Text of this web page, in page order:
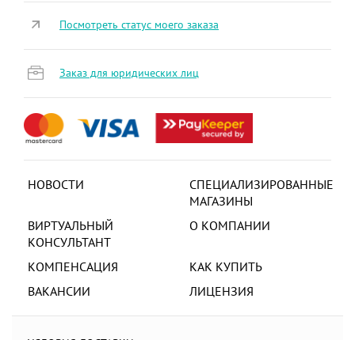
НОВОСТИ
СПЕЦИАЛИЗИРОВАННЫЕ
МАГАЗИНЫ
ВИРТУАЛЬНЫЙ
КОНСУЛЬТАНТ
О КОМПАНИИ
КОМПЕНСАЦИЯ
КАК КУПИТЬ
ВАКАНСИИ
ЛИЦЕНЗИЯ
Посмотреть статус моего заказа
Заказ для юридических лиц